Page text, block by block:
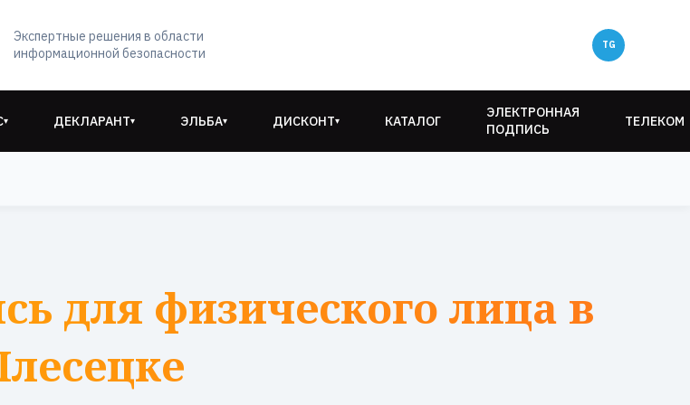
Экспертные решения в области
информационной безопасности
▾ ДЕКЛАРАНТ▾ ЭЛЬБА▾ ДИСКОНТ▾ КАТАЛОГ
ЭЛЕКТРОННАЯ
ПОДПИСЬ
ТЕЛЕКОМ
для физического лица в